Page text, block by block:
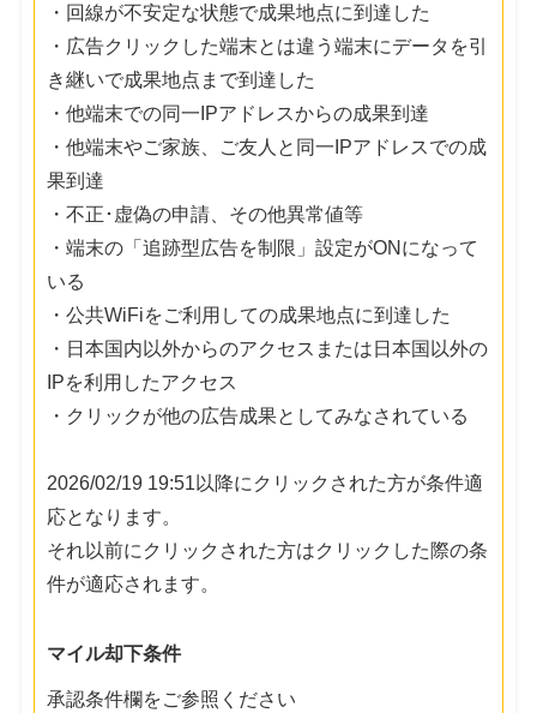
・回線が不安定な状態で成果地点に到達した
・広告クリックした端末とは違う端末にデータを引
き継いで成果地点まで到達した
・他端末での同一IPアドレスからの成果到達
・他端末やご家族、ご友人と同一IPアドレスでの成
果到達
・不正･虚偽の申請、その他異常値等
・端末の「追跡型広告を制限」設定がONになって
いる
・公共WiFiをご利用しての成果地点に到達した
・日本国内以外からのアクセスまたは日本国以外の
IPを利用したアクセス
・クリックが他の広告成果としてみなされている
2026/02/19 19:51以降にクリックされた方が条件適
応となります。
それ以前にクリックされた方はクリックした際の条
件が適応されます。
マイル却下条件
承認条件欄をご参照ください